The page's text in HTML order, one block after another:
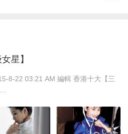
星】
8-22 03:21 AM 編輯 香港十大【三